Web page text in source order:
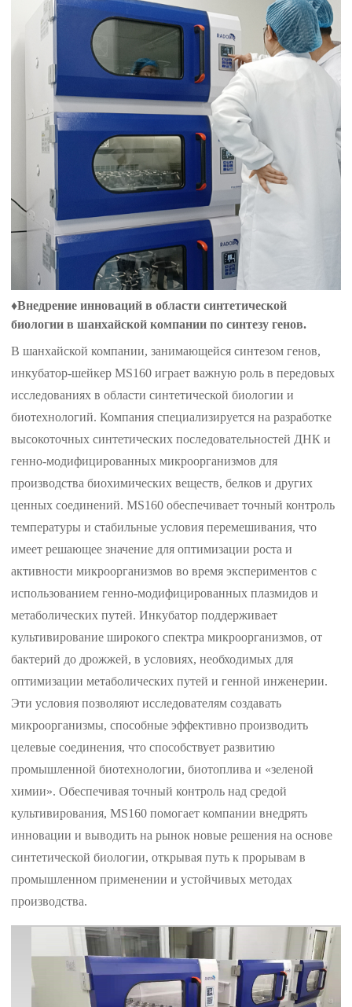
♦Внедрение инноваций в области синтетической
биологии в шанхайской компании по синтезу генов.
В шанхайской компании, занимающейся синтезом генов,
инкубатор-шейкер MS160 играет важную роль в передовых
исследованиях в области синтетической биологии и
биотехнологий. Компания специализируется на разработке
высокоточных синтетических последовательностей ДНК и
генно-модифицированных микроорганизмов для
производства биохимических веществ, белков и других
ценных соединений. MS160 обеспечивает точный контроль
температуры и стабильные условия перемешивания, что
имеет решающее значение для оптимизации роста и
активности микроорганизмов во время экспериментов с
использованием генно-модифицированных плазмидов и
метаболических путей. Инкубатор поддерживает
культивирование широкого спектра микроорганизмов, от
бактерий до дрожжей, в условиях, необходимых для
оптимизации метаболических путей и генной инженерии.
Эти условия позволяют исследователям создавать
микроорганизмы, способные эффективно производить
целевые соединения, что способствует развитию
промышленной биотехнологии, биотоплива и «зеленой
химии». Обеспечивая точный контроль над средой
культивирования, MS160 помогает компании внедрять
инновации и выводить на рынок новые решения на основе
синтетической биологии, открывая путь к прорывам в
промышленном применении и устойчивых методах
производства.